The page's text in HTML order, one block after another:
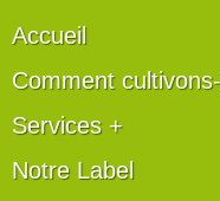
Accueil
Comment
Services +
Notre Label